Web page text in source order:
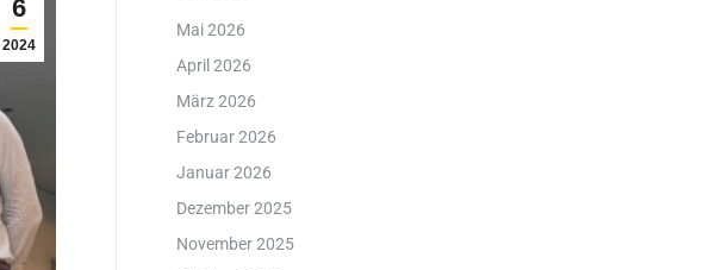
6
2024
Mai 2026
April 2026
März 2026
Februar 2026
Januar 2026
Dezember 2025
November 2025